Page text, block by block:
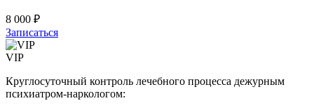
8 000 ₽
Записаться
VIP
Круглосуточный контроль лечебного процесса дежурным
психиатром-наркологом: